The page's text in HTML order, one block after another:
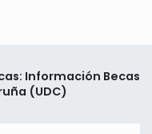
Información Becas
(UDC)